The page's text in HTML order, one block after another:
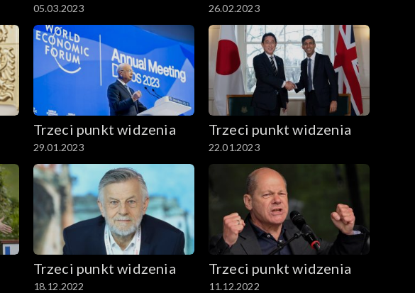
05.03.2023 26.02.2023
Trzeci punkt widzenia
29.01.2023
Trzeci punkt widzenia
22.01.2023
Trzeci punkt widzenia
18.12.2022
Trzeci punkt widzenia
11.12.2022